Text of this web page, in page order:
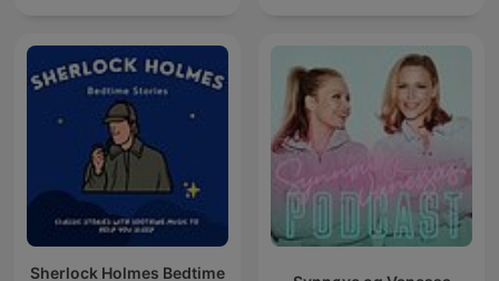
Sherlock Holmes Bedtime